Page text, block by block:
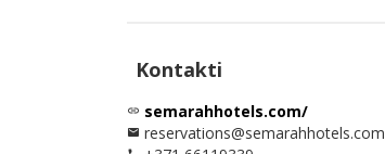
Kontakti
link semarahhotels.com/
email reservations@semarahhotels.com